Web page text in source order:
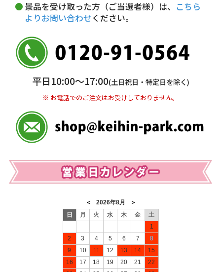
銀行振込(前払い)
普通 7263489
＜口座名＞ カ）ディースタイル
※ 振込み手数料お客様ご負担。
景品を受け取った方（ご当選者様）は、 こちら
よりお問い合わせください。
平日10:00〜17:00(土日祝日・特定日を除く)
※ お電話でのご注文はお受けしておりません。